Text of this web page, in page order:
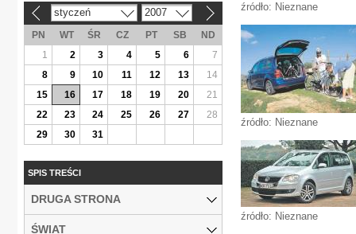
źródło: Nieznane
źródło: Nieznane
źródło: Nieznane
styczeń 2007
PN WT ŚR CZ PT SB
ND
1
2 3 4 5 6
7
8
9 10 11 12 13
14
15
16 17 18 19 20
21
22
23 24 25 26 27
28
29
30 31
SPIS TREŚCI
DRUGA STRONA
ŚWIAT